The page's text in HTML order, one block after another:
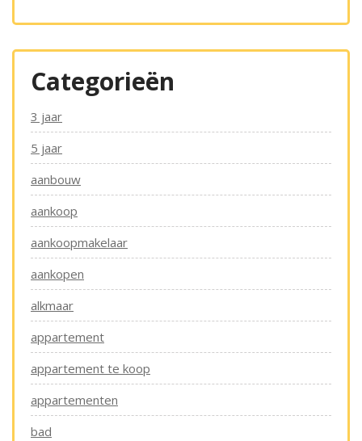
Categorieën
3 jaar
5 jaar
aanbouw
aankoop
aankoopmakelaar
aankopen
alkmaar
appartement
appartement te koop
appartementen
bad